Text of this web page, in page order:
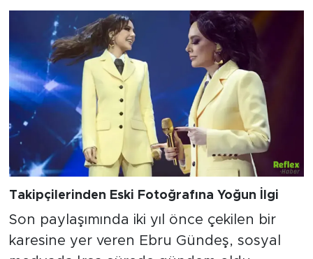
Takipçilerinden Eski Fotoğrafına Yoğun İlgi
Son paylaşımında iki yıl önce çekilen bir
karesine yer veren Ebru Gündeş, sosyal